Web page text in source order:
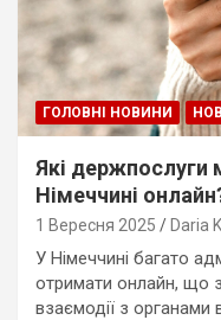
ГОЛОВНІ НОВИНИ
Які
Німеччині
1 Вересня 2025 Daria
У Німеччині багато
отримати онлайн, що
взаємодії з органами